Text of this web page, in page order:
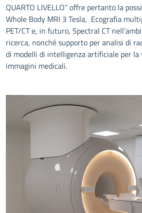
QUARTO LIVELLO” offre pertanto la
Whole Body MRI 3 Tesla, Ecografia
PET/CT e, in futuro, Spectral CT
ricerca, nonché supporto per analisi di
di modelli di intelligenza artificiale per la
immagini medicali.